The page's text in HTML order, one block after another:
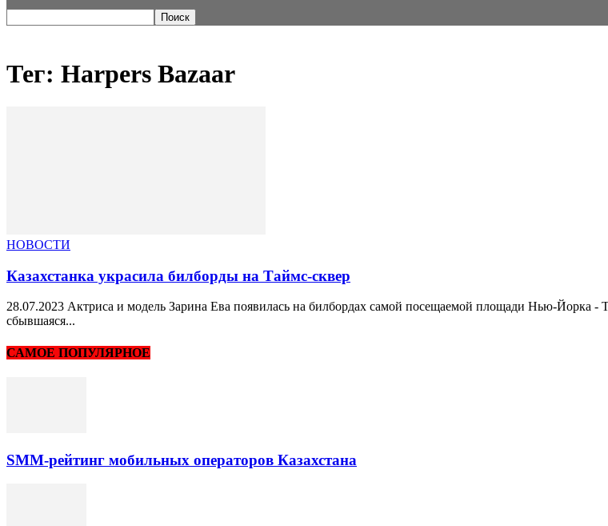
Тег: Harpers Bazaar
НОВОСТИ
Казахстанка украсила билборды на Таймс-сквер
28.07.2023 Актриса и модель Зарина Ева появилась на билбордах самой посещаемой площади Нью-Йорка -
сбывшаяся...
САМОЕ ПОПУЛЯРНОЕ
SMM-рейтинг мобильных операторов Казахстана